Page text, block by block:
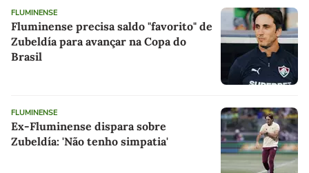
FLUMINENSE
Fluminense precisa saldo "favorito" de
Zubeldía para avançar na Copa do
Brasil
FLUMINENSE
Ex-Fluminense dispara sobre
Zubeldía: 'Não tenho simpatia'